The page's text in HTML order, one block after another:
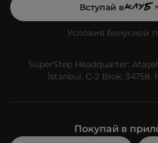
Вступай в
Условия бонусной
SuperStep Headquarter:
İstanbul, C-2 Blok, 34758,
Покупай в